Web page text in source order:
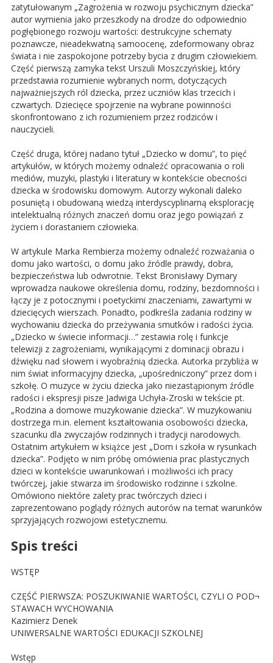
zatytułowanym „Zagrożenia w rozwoju psychicznym dziecka”
autor wymienia jako przeszkody na drodze do odpowiednio
pogłębionego rozwoju wartości: destrukcyjne schematy
poznawcze, nieadekwatną samoocenę, zdeformowany obraz
świata i nie zaspokojone potrzeby bycia z drugim człowiekiem.
Część pierwszą zamyka tekst Urszuli Moszczyńskiej, który
przedstawia rozumienie wybranych norm, dotyczących
najważniejszych ról dziecka, przez uczniów klas trzecich i
czwartych. Dziecięce spojrzenie na wybrane powinności
skonfrontowano z ich rozumieniem przez rodziców i
nauczycieli.
Część druga, której nadano tytuł „Dziecko w domu”, to pięć
artykułów, w których możemy odnaleźć opracowania o roli
mediów, muzyki, plastyki i literatury w kontekście obecności
dziecka w środowisku domowym. Autorzy wykonali daleko
posuniętą i obudowaną wiedzą interdyscyplinarną eksplorację
intelek­tualną różnych znaczeń domu oraz jego powiązań z
życiem i dorastaniem człowieka.
W artykule Marka Rembierza możemy odnaleźć rozważania o
domu jako wartości, o domu jako źródle prawdy, dobra,
bezpieczeństwa lub odwrotnie. Tekst Bronisławy Dymary
wprowadza naukowe określenia domu, rodziny, bezdomności i
łączy je z potocznymi i poetyckimi znaczeniami, zawartymi w
dziecięcych wierszach. Ponadto, podkreśla zadania rodziny w
wychowaniu dziecka do przeżywania smutków i radości życia.
„Dziecko w świecie informacji…” zestawia rolę i funkcje
telewizji z zagrożeniami, wynikającymi z dominacji obrazu i
dźwięku nad słowem i wyobraźnią dziecka. Autorka przybliża w
nim świat informacyjny dziecka, „upośredniczony” przez dom i
szkołę. O muzyce w życiu dziecka jako niezastąpionym źródle
radości i ekspresji pisze Jadwiga Uchyła-Zroski w tekście pt.
„Rodzina a domowe muzykowanie dziecka”. W muzykowaniu
dostrzega m.in. element kształtowania osobowości dziecka,
szacunku dla zwyczajów rodzinnych i tradycji narodowych.
Ostatnim artykułem w książce jest „Dom i szkoła w rysunkach
dziecka”. Podjęto w nim próbę omówienia prac plastycznych
dzieci w kontekście uwarunkowań i możliwości ich pracy
twórczej, jakie stwarza im środowisko rodzinne i szkolne.
Omówiono niektóre zalety prac twórczych dzieci i
zaprezentowano poglądy różnych autorów na temat warunków
sprzyjających rozwojowi estetycznemu.
Spis treści
WSTĘP
CZĘŚĆ PIERWSZA: POSZUKIWANIE WARTOŚCI, CZYLI O POD¬
STAWACH WYCHOWANIA
Kazimierz Denek
UNIWERSALNE WARTOŚCI EDUKACJI SZKOLNEJ
Wstęp